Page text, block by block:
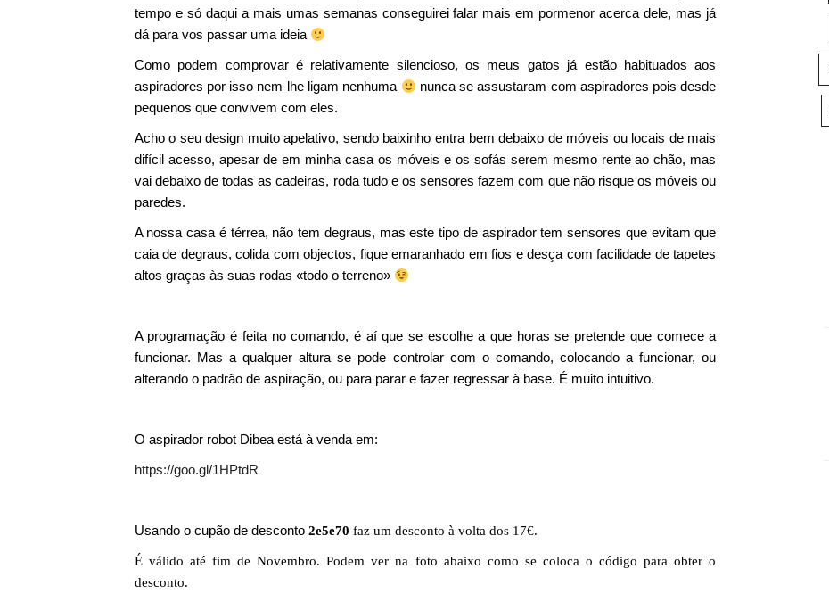
tempo e só daqui a mais umas semanas conseguirei falar mais em pormenor acerca dele, mas já
dá para vos passar uma ideia
Como podem comprovar é relativamente silencioso, os meus gatos já estão habituados aos
aspiradores por isso nem lhe ligam nenhuma
nunca se assustaram com aspiradores pois desde
pequenos que convivem com eles.
Acho o seu design muito apelativo, sendo baixinho entra bem debaixo de móveis ou locais de mais
difícil acesso, apesar de em minha casa os móveis e os sofás serem mesmo rente ao chão, mas
vai debaixo de todas as cadeiras, roda tudo e os sensores fazem com que não risque os móveis ou
paredes.
A nossa casa é térrea, não tem degraus, mas este tipo de aspirador tem sensores que evitam que
caia de degraus, colida com objectos, fique emaranhado em fios e desça com facilidade de tapetes
altos graças às suas rodas «todo o terreno»
A programação é feita no comando, é aí que se escolhe a que horas se pretende que comece a
funcionar. Mas a qualquer altura se pode controlar com o comando, colocando a funcionar, ou
alterando o padrão de aspiração, ou para parar e fazer regressar à base. É muito intuitivo.
O aspirador robot Dibea está à venda em:
https://goo.gl/1HPtdR
Usando o cupão de desconto 2e5e70 faz um desconto à volta dos 17€.
É válido até fim de Novembro. Podem ver na foto abaixo como se coloca o código para obter o
desconto.